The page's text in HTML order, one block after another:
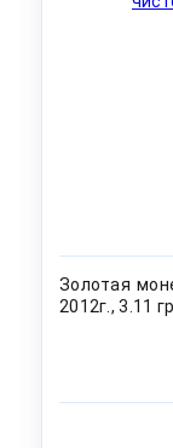
Золотая
2012г., 3.11